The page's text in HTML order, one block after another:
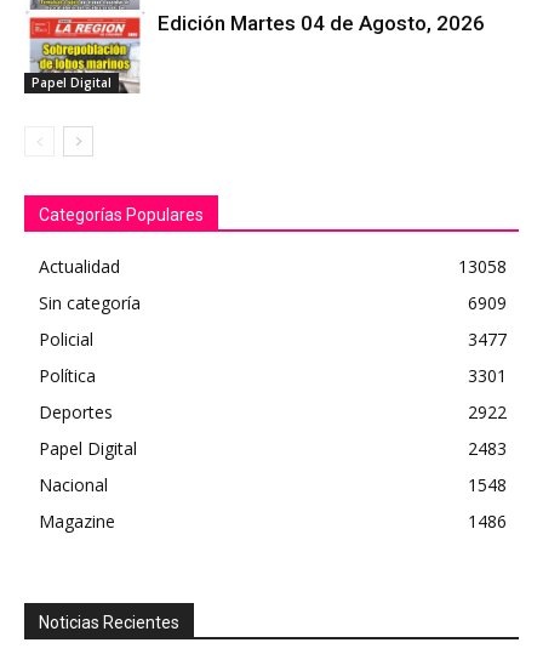
Papel Digital
Papel Digital
Edición Martes 04 de Agosto, 2026
Categorías Populares
Actualidad
13058
Sin categoría
6909
Policial
3477
Política
3301
Deportes
2922
Papel Digital
2483
Nacional
1548
Magazine
1486
Noticias Recientes